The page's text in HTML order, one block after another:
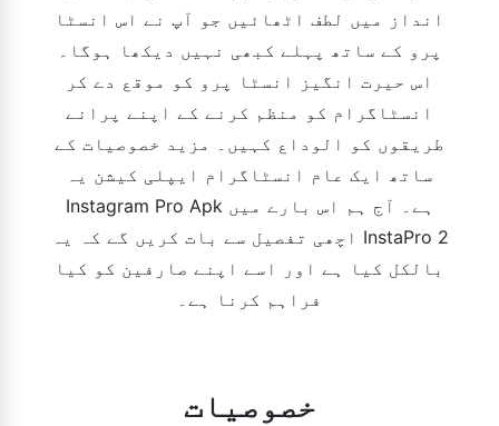
انداز میں لطف اٹھائیں جو آپ نے اس انسٹا
پرو کے ساتھ پہلے کبھی نہیں دیکھا ہوگا۔
اس حیرت انگیز انسٹا پرو کو موقع دے کر
انسٹاگرام کو منظم کرنے کے اپنے پرانے
طریقوں کو الوداع کہیں۔ مزید خصوصیات کے
ساتھ ایک عام انسٹاگرام ایپلی کیشن یہ
Instagram Pro Apk ہے۔ آج ہم اس بارے میں
اچھی تفصیل سے بات کریں گے کہ یہ InstaPro 2
بالکل کیا ہے اور اسے اپنے صارفین کو کیا
فراہم کرنا ہے۔
خصوصیات